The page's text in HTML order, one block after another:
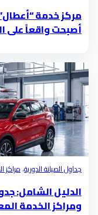
مركز خدمة
أصبحت واقعاً على
جداول الصيانة الدورية،مراكز
الدليل الشامل:
ومراكز الخدمة